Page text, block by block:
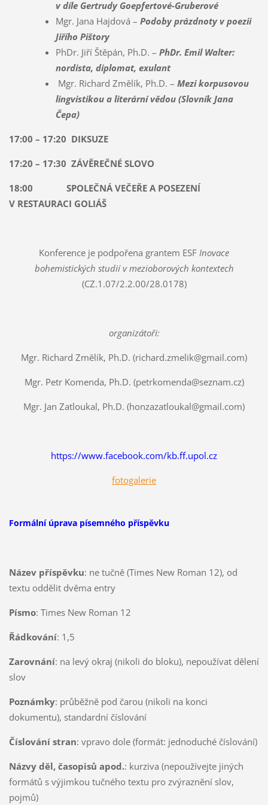
v díle Gertrudy Goepfertové-Gruberové
Mgr. Jana Hajdová – Podoby prázdnoty v poezii
Jiřího Pištory
PhDr. Jiří Štěpán, Ph.D. – PhDr. Emil Walter:
nordista, diplomat, exulant
Mgr. Richard Změlík, Ph.D. – Mezi korpusovou
lingvistikou a literární vědou (Slovník Jana
Čepa)
17:00 – 17:20 DIKSUZE
17:20 – 17:30 ZÁVĚREČNÉ SLOVO
18:00 SPOLEČNÁ VEČEŘE A POSEZENÍ
V RESTAURACI GOLIÁŠ
Konference je podpořena grantem ESF Inovace
bohemistických studií v mezioborových kontextech
(CZ.1.07/2.2.00/28.0178)
organizátoři:
Mgr. Richard Změlík, Ph.D. (richard.zmelik@gmail.com)
Mgr. Petr Komenda, Ph.D. (petrkomenda@seznam.cz)
Mgr. Jan Zatloukal, Ph.D. (honzazatloukal@gmail.com)
https://www.facebook.com/kb.ff.upol.cz
fotogalerie
Formální úprava písemného příspěvku
Název příspěvku: ne tučně (Times New Roman 12), od
textu oddělit dvěma entry
Písmo: Times New Roman 12
Řádkování: 1,5
Zarovnání: na levý okraj (nikoli do bloku), nepoužívat dělení
slov
Poznámky: průběžně pod čarou (nikoli na konci
dokumentu), standardní číslování
Číslování stran: vpravo dole (formát: jednoduché číslování)
Názvy děl, časopisů apod.: kurziva (nepoužívejte jiných
formátů s výjimkou tučného textu pro zvýraznění slov,
pojmů)